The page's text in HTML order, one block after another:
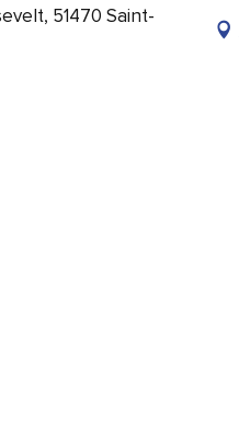
51470 Saint-